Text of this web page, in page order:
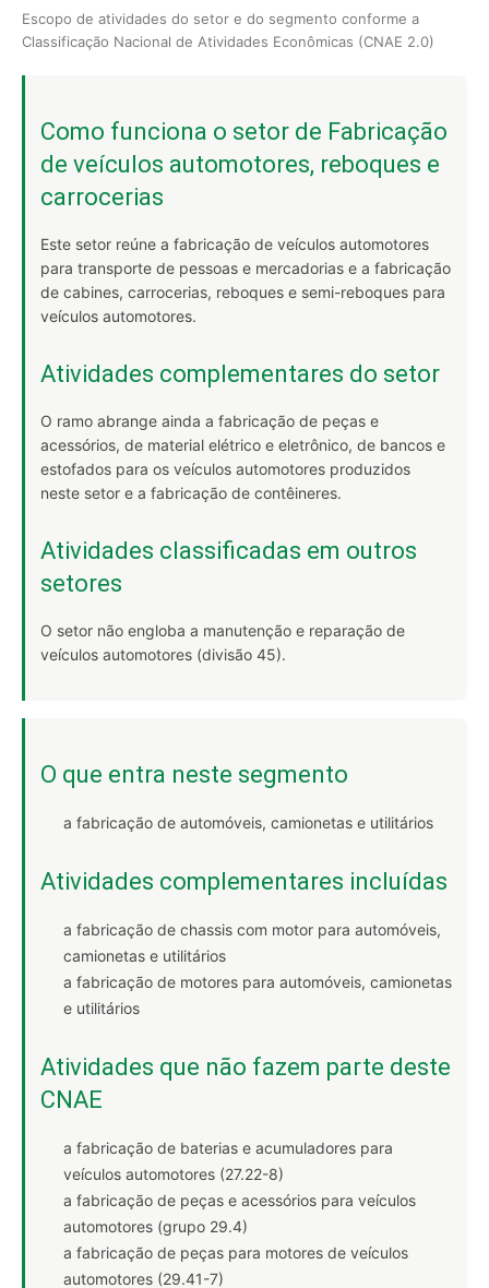
Escopo de atividades do setor e do segmento conforme a
Classificação Nacional de Atividades Econômicas (CNAE 2.0)
Como funciona o setor de Fabricação
de veículos automotores, reboques e
carrocerias
Este setor reúne a fabricação de veículos automotores
para transporte de pessoas e mercadorias e a fabricação
de cabines, carrocerias, reboques e semi-reboques para
veículos automotores.
Atividades complementares do setor
O ramo abrange ainda a fabricação de peças e
acessórios, de material elétrico e eletrônico, de bancos e
estofados para os veículos automotores produzidos
neste setor e a fabricação de contêineres.
Atividades classificadas em outros
setores
O setor não engloba a manutenção e reparação de
veículos automotores (divisão 45).
O que entra neste segmento
a fabricação de automóveis, camionetas e utilitários
Atividades complementares incluídas
a fabricação de chassis com motor para automóveis,
camionetas e utilitários
a fabricação de motores para automóveis, camionetas
e utilitários
Atividades que não fazem parte deste
CNAE
a fabricação de baterias e acumuladores para
veículos automotores (27.22-8)
a fabricação de peças e acessórios para veículos
automotores (grupo 29.4)
a fabricação de peças para motores de veículos
automotores (29.41-7)